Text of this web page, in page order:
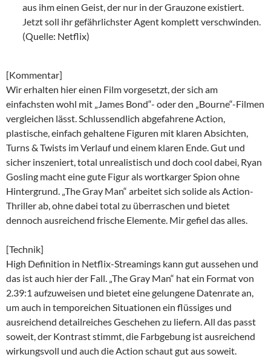
aus ihm einen Geist, der nur in der Grauzone existiert.
Jetzt soll ihr gefährlichster Agent komplett verschwinden.
(Quelle: Netflix)
[Kommentar]
Wir erhalten hier einen Film vorgesetzt, der sich am
einfachsten wohl mit „James Bond“- oder den „Bourne“-Filmen
vergleichen lässt. Schlussendlich abgefahrene Action,
plastische, einfach gehaltene Figuren mit klaren Absichten,
Turns & Twists im Verlauf und einem klaren Ende. Gut und
sicher inszeniert, total unrealistisch und doch cool dabei, Ryan
Gosling macht eine gute Figur als wortkarger Spion ohne
Hintergrund. „The Gray Man“ arbeitet sich solide als Action-
Thriller ab, ohne dabei total zu überraschen und bietet
dennoch ausreichend frische Elemente. Mir gefiel das alles.
[Technik]
High Definition in Netflix-Streamings kann gut aussehen und
das ist auch hier der Fall. „The Gray Man“ hat ein Format von
2.39:1 aufzuweisen und bietet eine gelungene Datenrate an,
um auch in temporeichen Situationen ein flüssiges und
ausreichend detailreiches Geschehen zu liefern. All das passt
soweit, der Kontrast stimmt, die Farbgebung ist ausreichend
wirkungsvoll und auch die Action schaut gut aus soweit.